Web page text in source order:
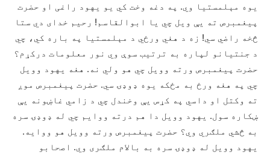
یوه مېلمستیا وي. په دغه وخت کي یو یهود راغی او حضرت
پیغمبرص ته یې ویل چي یا ابوالقاسم! رحیم خدای دي ستا
څخه راضي سي! زه د هغي ورځي د مېلمستیا په باره کي، چي
د جنتیانو لپاره به ترتیب سوې وي نور معلومات درکړم؟
حضرت پیغمبرص ورته وویل چي هو ولي نه. هغه یهود وویل
چي په هغه ورځ به مځکه یوه ډوډۍ سي. حضرت پیغمبرص موږ
ته وکتل او داسي په کړس یې وخندل چي د زامي غاښونه یې
ښکاره سول. یهود وویل دا هم درته ووایم چي له ډوډۍ سره
به څشي ملګري وي؟ حضرت پیغمبرص ورته وویل هو ووایه.
یهود وویل له ډوډۍ سره به بالام ملګری وي. اصحابو